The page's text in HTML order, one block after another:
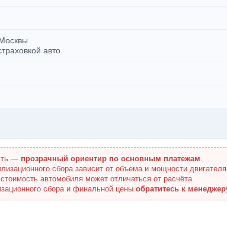
авто
— прозрачный ориентир по основным платежам.
сбора зависит от объема и мощности
автомобиля может отличаться от расчёта.
сбора и финальной цены обратитесь к